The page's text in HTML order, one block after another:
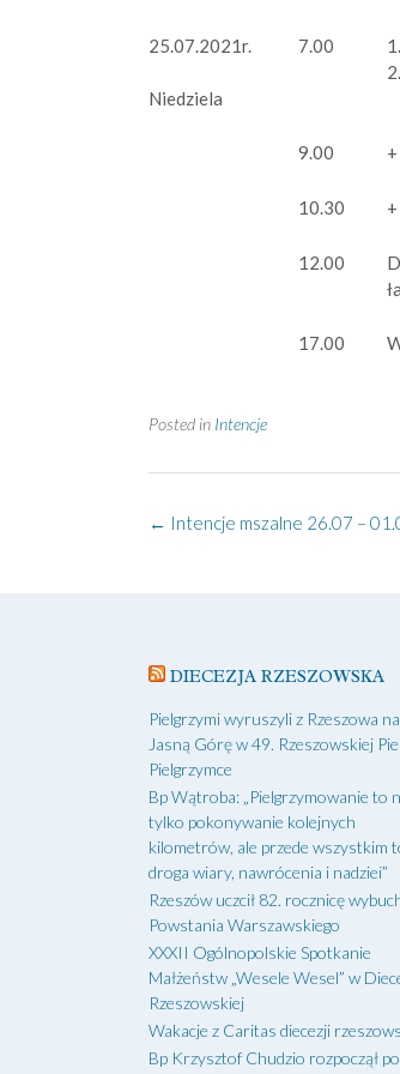
25.07.2021r.
Niedziela
7.00
9.00
10.30
12.00
17.00
Posted in Intencje
Post
← Intencje mszalne 26.07 –
DIECEZJA RZESZOWSKA
Pielgrzymi wyruszyli z Rzeszowa na
Jasną Górę w 49. Rzeszowskiej
Pielgrzymce
Bp Wątroba: „Pielgrzymowanie to
tylko pokonywanie kolejnych
kilometrów, ale przede wszystkim
droga wiary, nawrócenia i nadziei”
Rzeszów uczcił 82. rocznicę
Powstania Warszawskiego
XXXII Ogólnopolskie Spotkanie
Małżeństw „Wesele Wesel” w
Rzeszowskiej
Wakacje z Caritas diecezji
Bp Krzysztof Chudzio rozpoczął